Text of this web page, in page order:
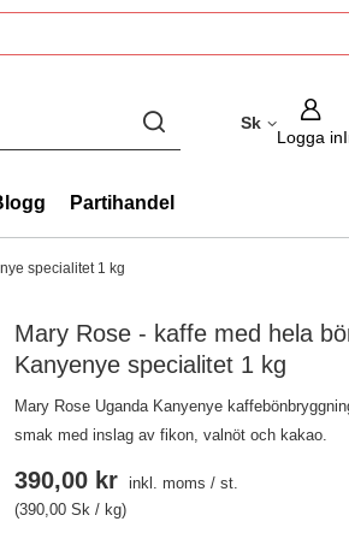
Sk
Logga in
Partihandel
specialitet 1 kg
Mary Rose - kaffe med hela
Kanyenye specialitet 1 kg
Mary Rose Uganda Kanyenye
smak med inslag av fikon, valnöt och kakao.
390,00 kr inkl. moms /st.
(390,00 Sk / kg)